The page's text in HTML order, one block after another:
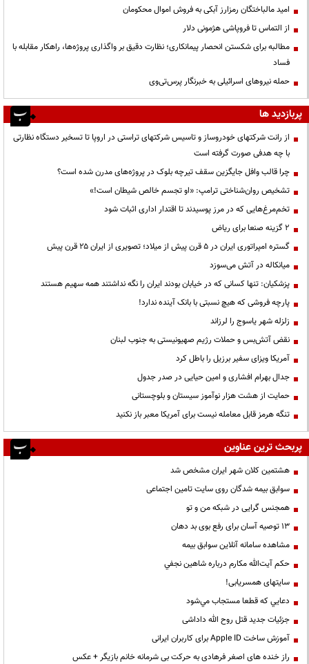
امید مالباختگان رمزارز آبکی به فروش اموال محکومان
از التماس تا فروپاشی هژمونی دلار
مطالبه برای شکستن انحصار پیمانکاری؛ نظارت دقیق بر واگذاری پروژه‌ها، راهکار مقابله با
فساد
حمله نیروهای اسرائیلی به خبرنگار پرس‌تی‌وی
پربازدید ها
از رانت‌ شرکتهای خودروساز و تاسیس شرکتهای تراستی در اروپا تا تسخیر دستگاه نظارتی
با چه هدفی صورت گرفته است
چرا قالب وافل جایگزین سقف تیرچه بلوک در پروژه‌های مدرن شده است؟
تشخیص روان‌شناختی ترامپ: «او تجسم خالص شیطان است!»
تخم‌مرغ‌هایی که در مرز پوسیدند تا اقتدار اداری اثبات شود
۲ گزینه صنعا برای ریاض
گستره امپراتوری ایران در ۵ قرن پیش از میلاد؛ تصویری از ایران ۲۵ قرن پیش
میانکاله در آتش می‌سوزد
پزشکیان: تنها کسانی که در خیابان بودند ایران را نگه نداشتند همه سهیم هستند
پارچه فروشی که هیچ نسبتی با بانک آینده ندارد!
زلزله شهر یاسوج را لرزاند
نقض آتش‌بس و حملات رژیم صهیونیستی به جنوب لبنان
آمریکا ویزای سفیر برزیل را باطل کرد
جدال بهرام افشاری و امین حیایی در صدر جدول
حمایت از هشت هزار نوآموز سیستان و بلوچستانی
تنگه هرمز قابل معامله نیست برای آمریکا معبر باز نکنید
پربحث ترین عناوین
هشتمین کلان شهر ایران مشخص شد
سوابق بیمه شدگان روی سایت تامین اجتماعی
همجنس گرایی در شبکه من و تو
13 توصیه آسان برای رفع بوی بد دهان
مشاهده سامانه آنلاين سوابق بیمه
حكم آيت‌الله مكارم درباره شاهين نجفي
سایتهای همسریابی!
دعايي كه قطعا مستجاب مي‌شود
جزئیات جدید قتل روح الله داداشی
آموزش ساخت Apple ID برای کاربران ایرانی
راز خنده های اصغر فرهادی به حرکت بی شرمانه خانم بازیگر + عکس